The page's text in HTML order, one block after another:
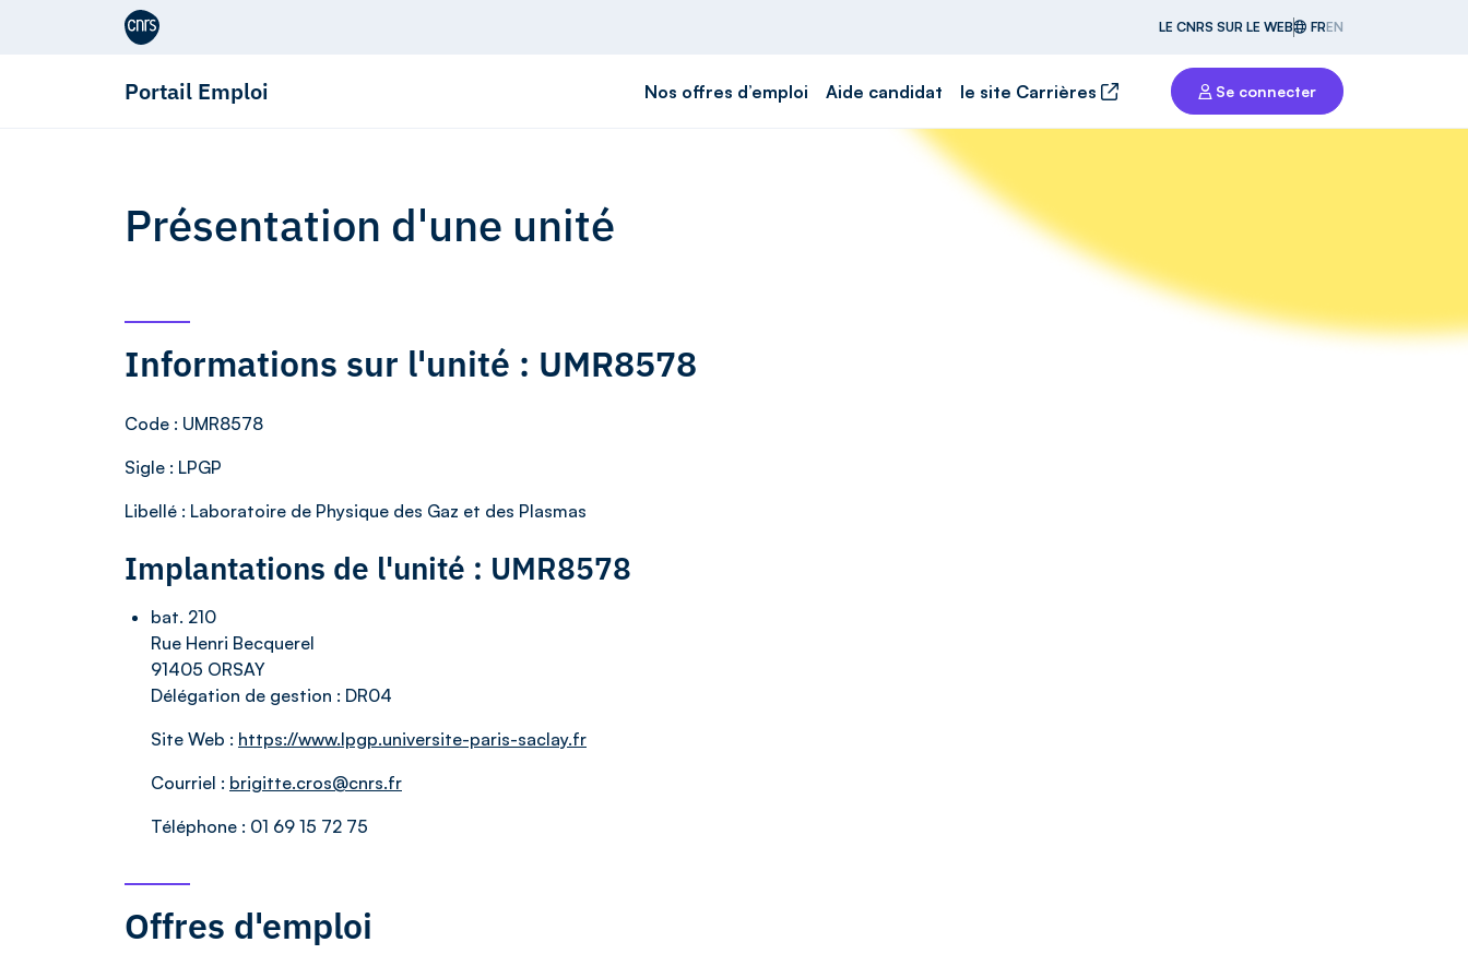
Aller au contenu
LE CNRS SUR LE WEB FREN
Portail Emploi Nos offres d’emploi Aide candidat le site Carrières Se connecter
Présentation d'une unité
Informations sur l'unité : UMR8578
Code : UMR8578
Sigle : LPGP
Libellé : Laboratoire de Physique des Gaz et des Plasmas
Implantations de l'unité : UMR8578
bat. 210
Rue Henri Becquerel
91405 ORSAY
Délégation de gestion : DR04
Site Web : https://www.lpgp.universite-paris-saclay.fr
Courriel : brigitte.cros@cnrs.fr
Téléphone : 01 69 15 72 75
Offres d'emploi